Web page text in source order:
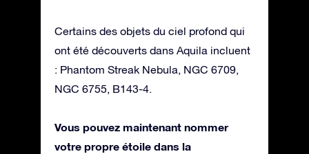
Certains des objets du ciel profond qui
ont été découverts dans Aquila incluent
: Phantom Streak Nebula, NGC 6709,
NGC 6755, B143-4.
Vous pouvez maintenant nommer
votre propre étoile dans la